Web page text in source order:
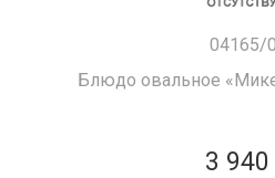
04165/
Блюдо овальное
3